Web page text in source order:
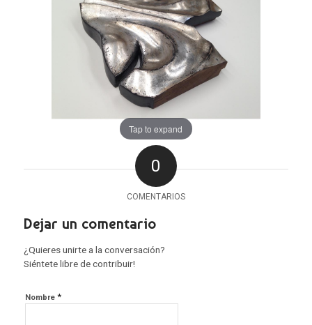
Tap to expand
0
COMENTARIOS
Dejar un comentario
¿Quieres unirte a la conversación?
Siéntete libre de contribuir!
Nombre *